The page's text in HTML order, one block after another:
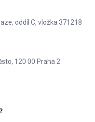
oddíl C, vložka 371218
120 00 Praha 2